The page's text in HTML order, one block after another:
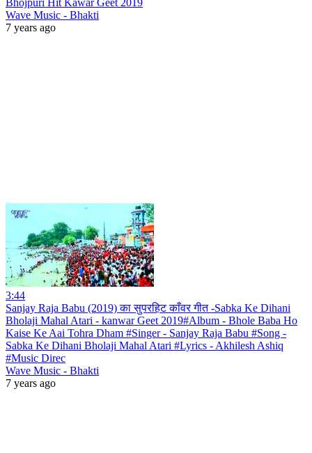
Bhojpuri Hit Kawar Geet 2019
Wave Music - Bhakti
7 years ago
3:44
Sanjay Raja Babu (2019) का सुपरहिट काँवर गीत -Sabka Ke Dihani
Bholaji Mahal Atari - kanwar Geet 2019#Album - Bhole Baba Ho
Kaise Ke Aai Tohra Dham #Singer - Sanjay Raja Babu #Song -
Sabka Ke Dihani Bholaji Mahal Atari #Lyrics - Akhilesh Ashiq
#Music Direc
Wave Music - Bhakti
7 years ago